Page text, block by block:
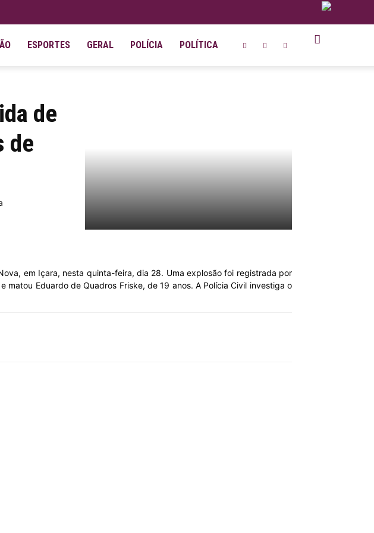
ESPORTES GERAL POLÍCIA POLÍTICA
de
de
em Içara, nesta quinta-feira, dia 28. Uma explosão foi registrada por
Eduardo de Quadros Friske, de 19 anos. A Polícia Civil investiga o